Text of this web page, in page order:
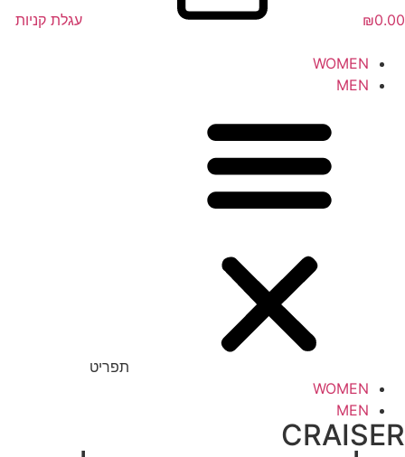
₪0.00 עגלת קניות
WOMEN
MEN
תפריט
WOMEN
MEN
CRAISER